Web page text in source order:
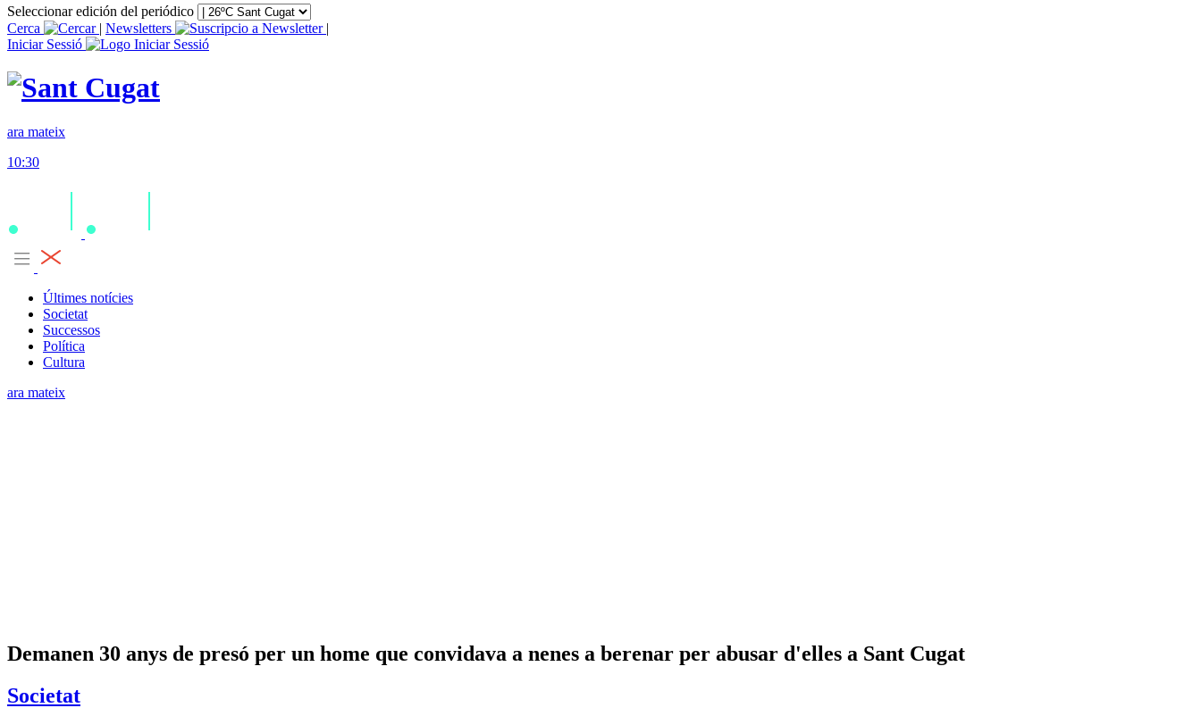
Seleccionar edición del periódico
Cerca
| Newsletters
|
Iniciar Sessió
ara mateix
10:30
Últimes notícies
Societat
Successos
Política
Cultura
ara mateix
Demanen 30 anys de presó per un home que convidava a nenes a berenar per abusar d'elles a Sant Cugat
Societat